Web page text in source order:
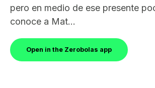
pero en medio de ese presente
conoce a Mat...
Open in the Zerobolas app